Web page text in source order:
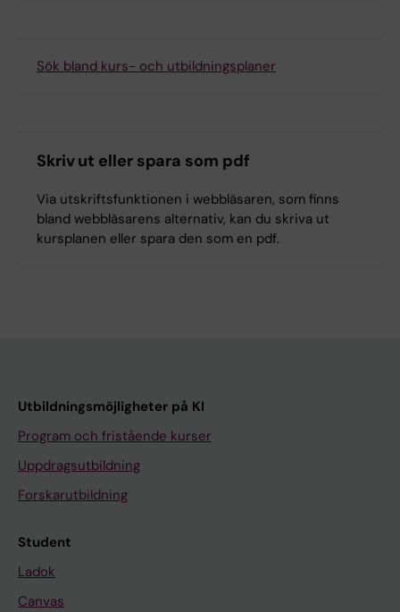
Sök bland kurs- och utbildningsplaner
Skriv ut eller spara som pdf
Via utskriftsfunktionen i webbläsaren, som finns
bland webbläsarens alternativ, kan du skriva ut
kursplanen eller spara den som en pdf.
Utbildningsmöjligheter på KI
Program och fristående kurser
Uppdragsutbildning
Forskarutbildning
Student
Ladok
Canvas